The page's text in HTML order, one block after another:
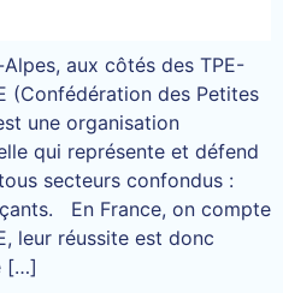
aux côtés des TPE-
(Confédération des Petites
une organisation
qui représente et défend
secteurs confondus :
En France, on compte
leur réussite est donc
[…]